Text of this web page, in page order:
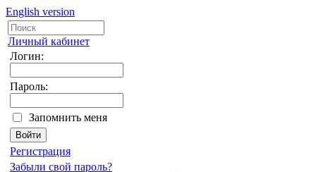
English version
Личный кабинет
Логин:
Пароль:
Запомнить меня
Регистрация
Забыли свой пароль?